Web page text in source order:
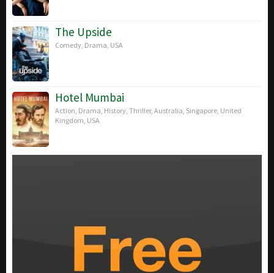
The Upside
Comedy Drama USA
Hotel Mumbai
Action Drama History Thriller, Australia Singapore United
Kingdom USA